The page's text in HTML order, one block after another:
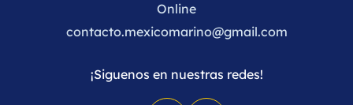
Online
contacto.mexicomarino@gmail.com
¡Siguenos en nuestras redes!